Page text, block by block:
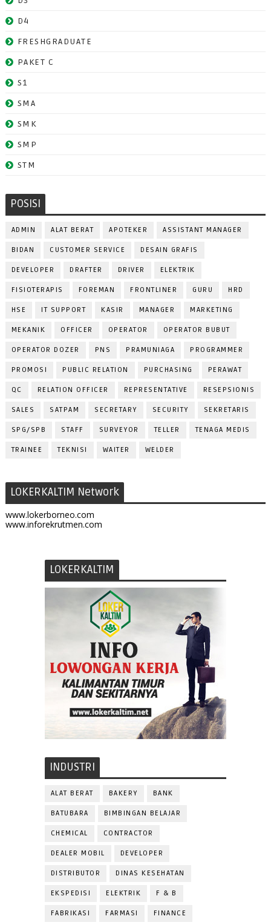
D4
FRESHGRADUATE
PAKET C
S1
SMA
SMK
SMP
STM
POSISI
ADMIN ALAT BERAT APOTEKER ASSISTANT MANAGER
BIDAN CUSTOMER SERVICE DESAIN GRAFIS
DEVELOPER DRAFTER DRIVER ELEKTRIK
FISIOTERAPIS FOREMAN FRONTLINER GURU HRD
HSE IT SUPPORT KASIR MANAGER MARKETING
MEKANIK OFFICER OPERATOR OPERATOR BUBUT
OPERATOR DOZER PNS PRAMUNIAGA PROGRAMMER
PROMOSI PUBLIC RELATION PURCHASING PERAWAT
QC RELATION OFFICER REPRESENTATIVE RESEPSIONIS
SALES SATPAM SECRETARY SECURITY SEKRETARIS
SPG/SPB STAFF SURVEYOR TELLER TENAGA MEDIS
TRAINEE TEKNISI WAITER WELDER
LOKERKALTIM Network
www.lokerborneo.com
www.inforekrutmen.com
LOKERKALTIM
INDUSTRI
ALAT BERAT BAKERY BANK
BATUBARA BIMBINGAN BELAJAR
CHEMICAL CONTRACTOR
DEALER MOBIL DEVELOPER
DISTRIBUTOR DINAS KESEHATAN
EKSPEDISI ELEKTRIK F & B
FABRIKASI FARMASI FINANCE